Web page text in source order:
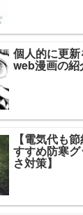
個人的に更
web漫画の紹
【電気代も
すすめ防寒
さ対策】